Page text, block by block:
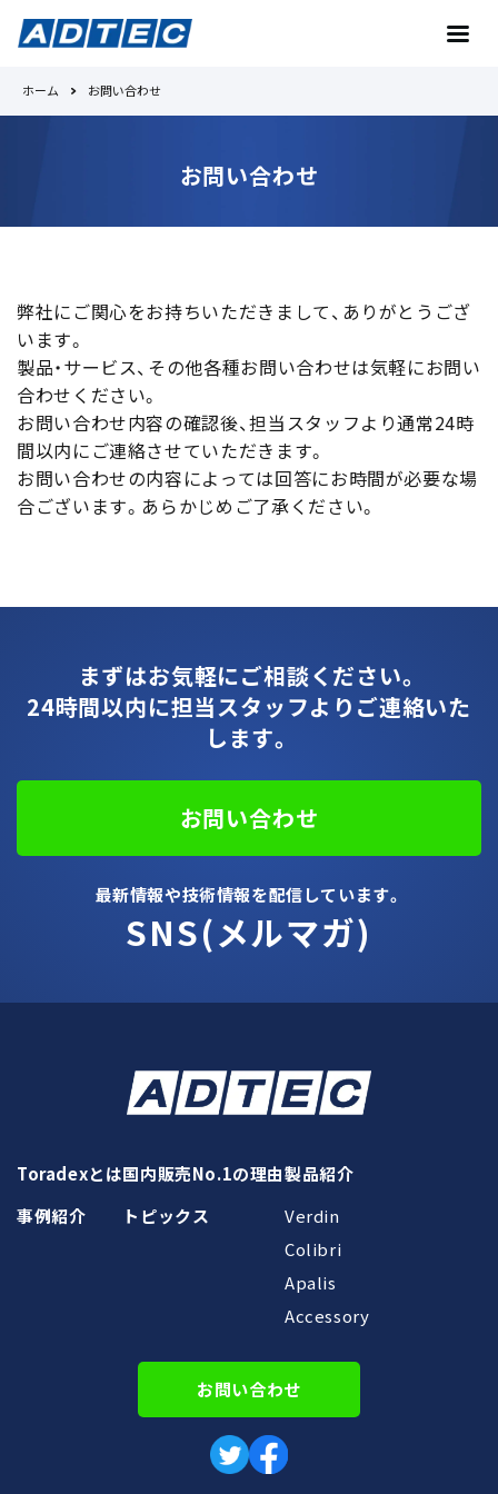
Toradexとは
No.1の理由
製品紹介
事例紹介
お問い合わせ
ホーム お問い合わせ
お問い合わせ
弊社にご関心をお持ちいただきまして、ありがとうござ
います。
製品・サービス、その他各種お問い合わせは気軽にお問い
合わせください。
お問い合わせ内容の確認後、担当スタッフより通常24時
間以内にご連絡させていただきます。
お問い合わせの内容によっては回答にお時間が必要な場
合ございます。あらかじめご了承ください。
まずはお気軽にご相談ください。
24時間以内に担当スタッフよりご連絡いた
します。
お問い合わせ
最新情報や技術情報を配信しています。
SNS(メルマガ)
Toradexとは
事例紹介
国内販売No.1の理由
トピックス
製品紹介
Verdin
Colibri
Apalis
Accessory
お問い合わせ